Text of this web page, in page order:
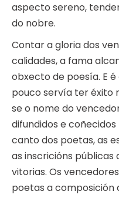
aspecto sereno,
do nobre.
Contar a gloria dos
calidades, a fama
obxecto de poesía. E
pouco servía ter éxito
se o nome do
difundidos e
canto dos poetas, as
as inscricións públicas
vitorias. Os
poetas a composición